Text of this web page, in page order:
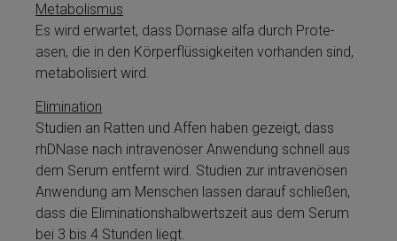
Metabolismus
Es wird erwartet, dass Dor­nase al­fa durch Pro­te­
asen, die in den Körperflüssigkeiten vorhanden sind,
metabolisiert wird.
Elimination
Studien an Ratten und Affen haben gezeigt, dass
rhDNase nach intravenöser Anwendung schnell aus
dem Serum entfernt wird. Studien zur intravenösen
Anwendung am Men­schen lassen darauf schließen,
dass die Eliminationshalbwertszeit aus dem Serum
bei 3 bis 4 Stunden liegt.